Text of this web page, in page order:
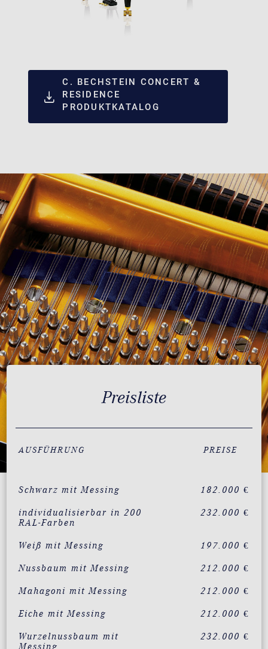
C. BECHSTEIN CONCERT &
RESIDENCE
PRODUKTKATALOG
Preisliste
AUSFÜHRUNG PREISE
Schwarz mit Messing 182.000 €
individualisierbar in 200
RAL-Farben
232.000 €
Weiß mit Messing 197.000 €
Nussbaum mit Messing 212.000 €
Mahagoni mit Messing 212.000 €
Eiche mit Messing 212.000 €
Wurzelnussbaum mit
Messing
232.000 €